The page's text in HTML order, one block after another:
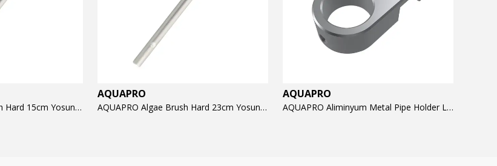
AQUAPRO Algae Brush Hard 15cm Yosun Temizlik Fırçası
AQUAPRO
AQUAPRO Algae Brush Hard 23cm Yosun Temizlik Fırçası
AQUAPRO
AQUAPRO Aliminyum Metal Pipe Holder L Tutucu (16/22mm)